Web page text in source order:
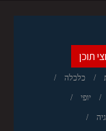
תוכן
כלכלה
יופי